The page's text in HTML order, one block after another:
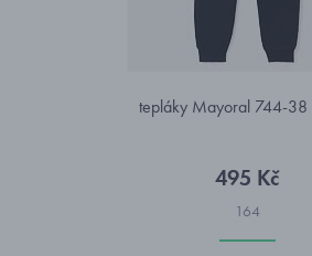
tepláky Mayoral 744-38
495 Kč
164